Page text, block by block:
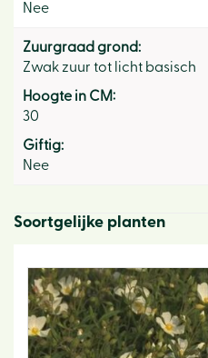
Nee
Zuurgraad grond:
Zwak zuur tot licht basisch
Hoogte in CM:
30
Giftig:
Nee
Soortgelijke planten